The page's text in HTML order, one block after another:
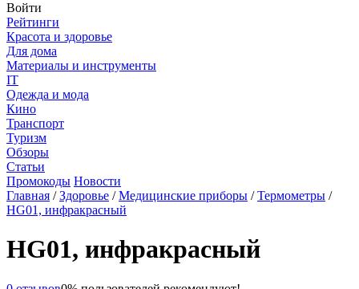
Войти
Рейтинги
Красота и здоровье
Для дома
Материалы и инструменты
IT
Одежда и мода
Кино
Транспорт
Туризм
Обзоры
Статьи
Промокоды Новости
Главная /Здоровье /Медицинские приборы /Термометры /
HG01, инфракрасный
HG01, инфракрасный